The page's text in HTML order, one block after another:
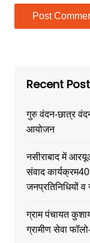
Recent Post
गुरु वंदन-छात्र
आयोजन
नसीराबाद में
संवाद
जनप्रतिनिधियों
ग्राम पंचायत
ग्रामीण सेवा